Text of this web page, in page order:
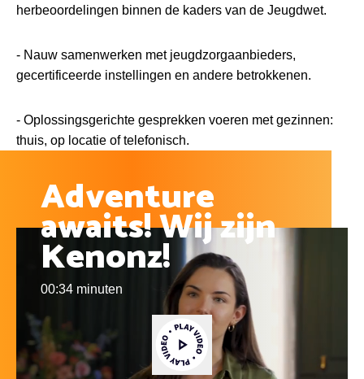
herbeoordelingen binnen de kaders van de Jeugdwet.
- Nauw samenwerken met jeugdzorgaanbieders,
gecertificeerde instellingen en andere betrokkenen.
- Oplossingsgerichte gesprekken voeren met gezinnen:
thuis, op locatie of telefonisch.
Adventure
awaits! Wij zijn
Kenonz!
00:34 minuten
Video afspelen